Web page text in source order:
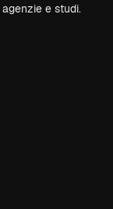
e studi.